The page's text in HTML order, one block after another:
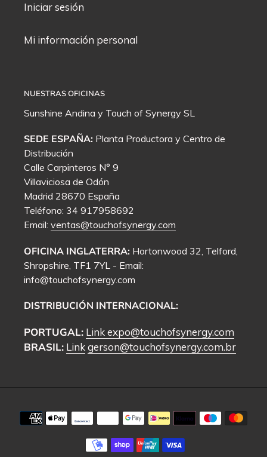
Iniciar sesión
Mi información personal
NUESTRAS OFICINAS
Sunshine Andina y Touch of Synergy SL
SEDE ESPAÑA: Planta Productora y Centro de
Distribución
Calle Carpinteros N° 9
Villaviciosa de Odón
Madrid 28670 España
Teléfono: 34 917958692
Email: ventas@touchofsynergy.com
OFICINA INGLATERRA: Hortonwood 32, Telford,
Shropshire, TF1 7YL - Email:
info@touchofsynergy.com
DISTRIBUCIÓN INTERNACIONAL:
PORTUGAL: Linkexpo@touchofsynergy.com
BRASIL: Linkgerson@touchofsynergy.com.br
Métodos
de
pago